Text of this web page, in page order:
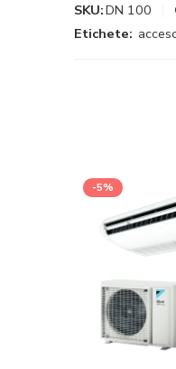
SKU:DN 100
Etichete:
-5%